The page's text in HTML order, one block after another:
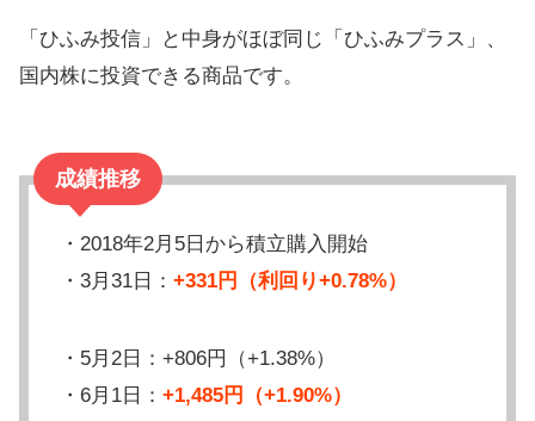
「ひふみ投信」と中身がほぼ同じ「ひふみプラス」、
国内株に投資できる商品です。
成績推移
・2018年2月5日から積立購入開始
・3月31日： +331円（利回り+0.78%）
・5月2日：+806円（+1.38%）
・6月1日： +1,485円（+1.90%）